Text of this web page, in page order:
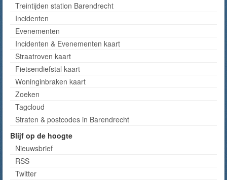
Treintijden station Barendrecht
Incidenten
Evenementen
Incidenten & Evenementen kaart
Straatroven kaart
Fietsendiefstal kaart
Woninginbraken kaart
Zoeken
Tagcloud
Straten & postcodes in Barendrecht
Blijf op de hoogte
Nieuwsbrief
RSS
Twitter